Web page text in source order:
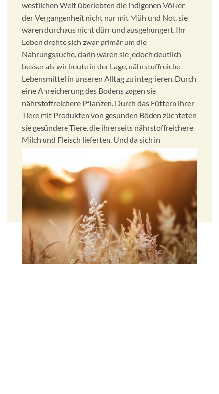
westlichen Welt überlebten die indigenen Völker
der Vergangenheit nicht nur mit Müh und Not, sie
waren durchaus nicht dürr und ausgehungert. Ihr
Leben drehte sich zwar primär um die
Nahrungssuche, darin waren sie jedoch deutlich
besser als wir heute in der Lage, nährstoffreiche
Lebensmittel in unseren Alltag zu integrieren. Durch
eine Anreicherung des Bodens zogen sie
nährstoffreichere Pflanzen. Durch das Füttern ihrer
Tiere mit Produkten von gesunden Böden züchteten
sie gesündere Tiere, die ihrerseits nährstoffreichere
Milch und Fleisch lieferten. Und da sich in
verschiedenen Körperteilen eines Tieres
verschiedene Nährstoffe anreichern, genossen sie
die Fülle der Nähstoffvielfalt, indem sie jedes
essbare Teil des Weideviehs sowie ihrer Jagdbeute
verzehren.